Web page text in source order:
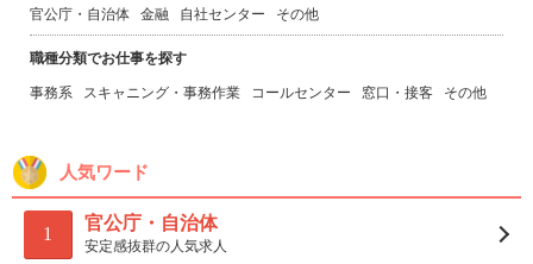
官公庁・自治体 金融 自社センター その他
職種分類でお仕事を探す
事務系 スキャニング・事務作業 コールセンター 窓口・接客 その他
人気ワード
1
官公庁・自治体
安定感抜群の人気求人